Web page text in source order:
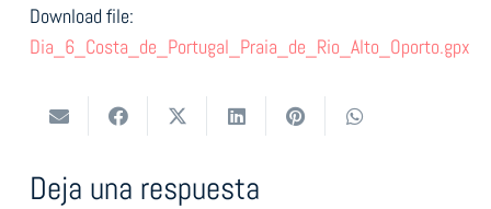
Download file:
Dia_6_Costa_de_Portugal_Praia_de_Rio_Alto_Oporto.gpx
Deja una respuesta